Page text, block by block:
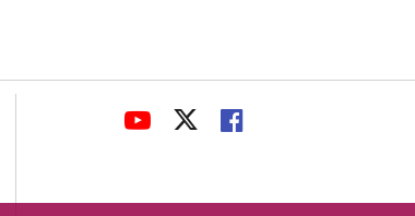
LINK
APPLICATION.
LINK
APPLICATION.
LINK
APPLICATION.